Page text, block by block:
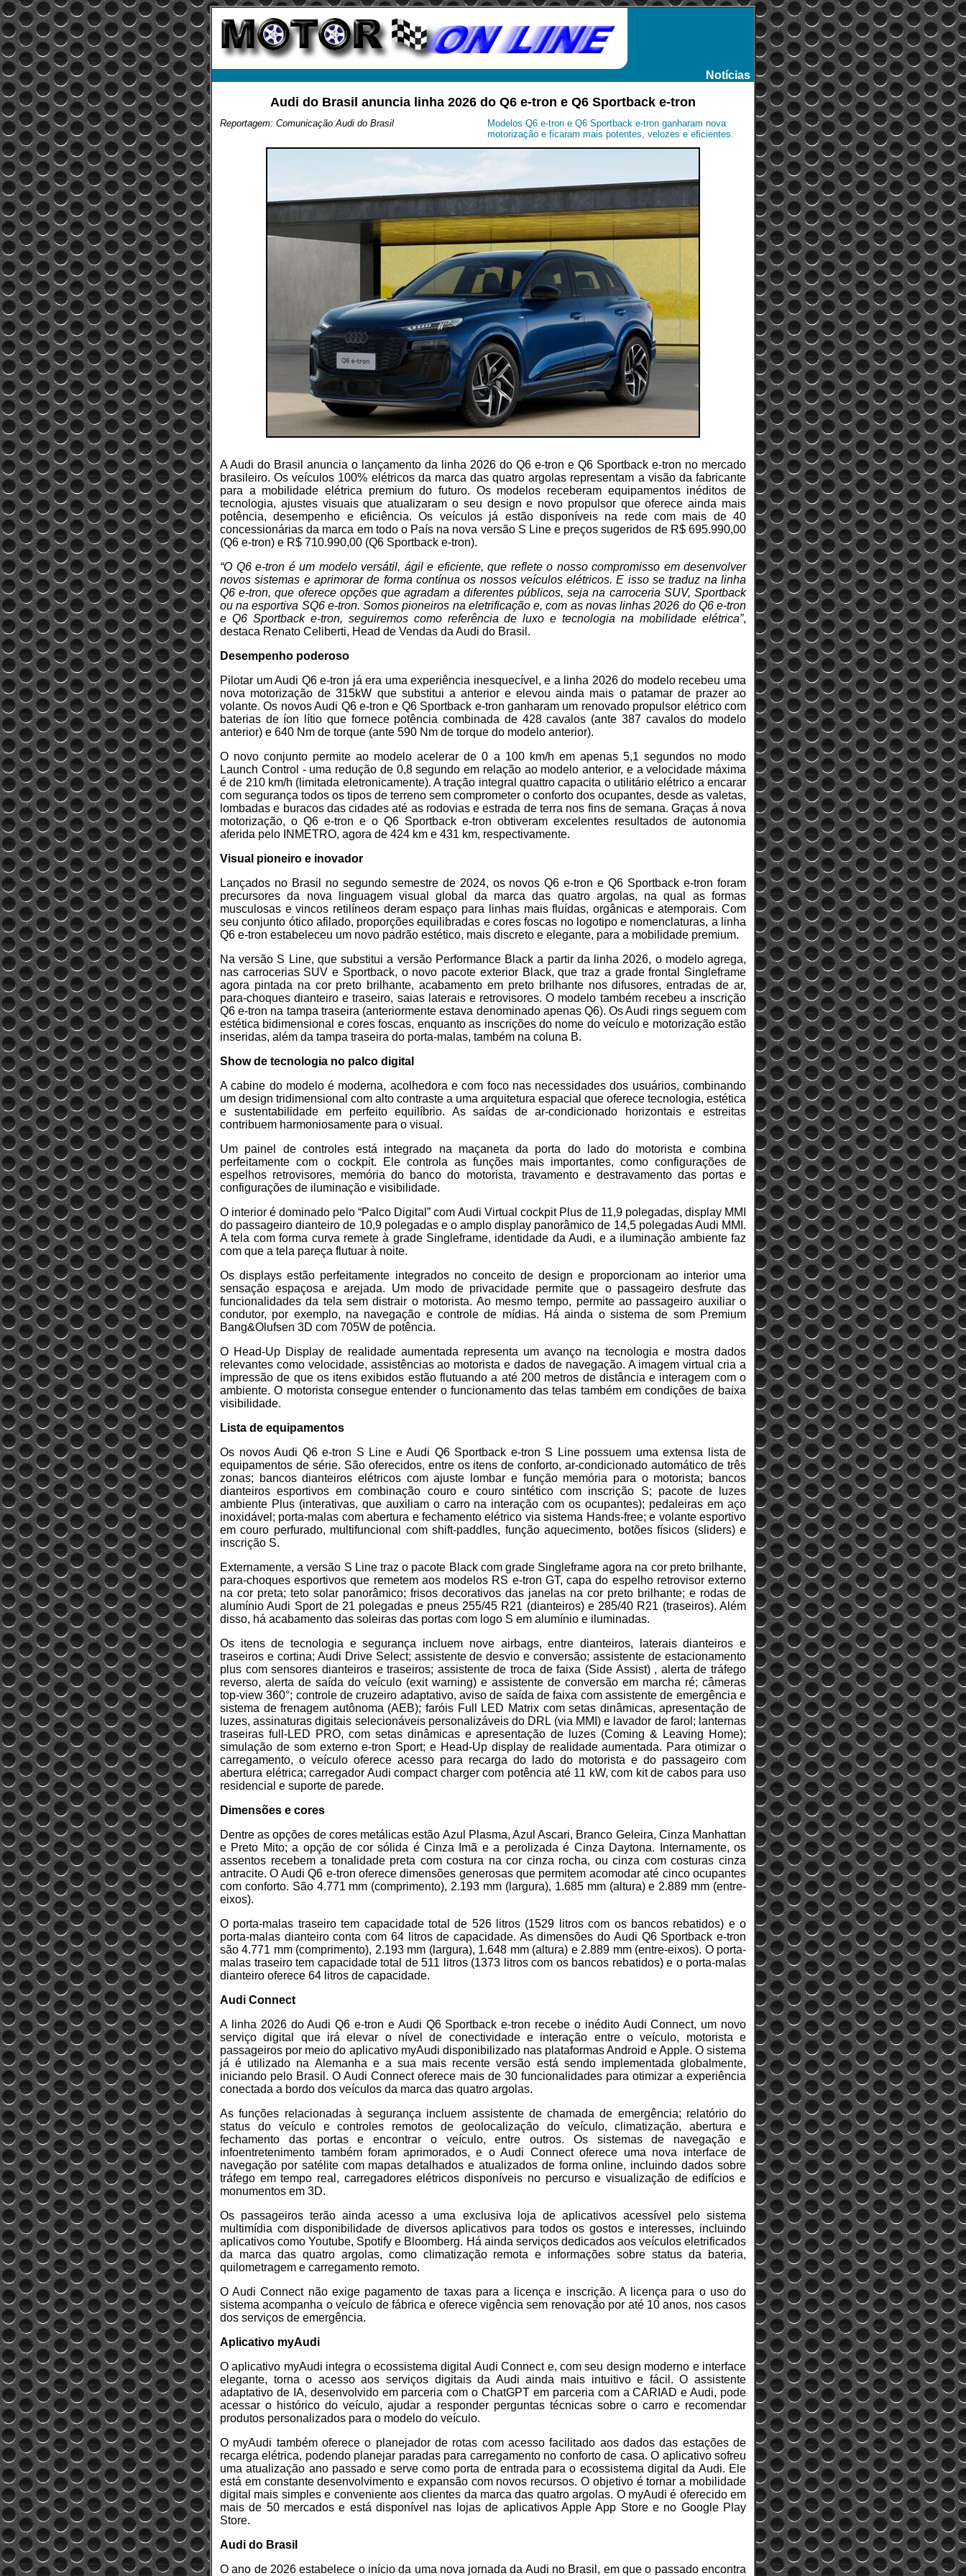
Notícias
Audi do Brasil anuncia linha 2026 do Q6 e-tron e Q6 Sportback e-tron
Reportagem: Comunicação Audi do Brasil
Modelos Q6 e-tron e Q6 Sportback e-tron ganharam nova
motorização e ficaram mais potentes, velozes e eficientes.
A Audi do Brasil anuncia o lançamento da linha 2026 do Q6 e-tron e Q6 Sportback e-tron no mercado
brasileiro. Os veículos 100% elétricos da marca das quatro argolas representam a visão da fabricante
para a mobilidade elétrica premium do futuro. Os modelos receberam equipamentos inéditos de
tecnologia, ajustes visuais que atualizaram o seu design e novo propulsor que oferece ainda mais
potência, desempenho e eficiência. Os veículos já estão disponíveis na rede com mais de 40
concessionárias da marca em todo o País na nova versão S Line e preços sugeridos de R$ 695.990,00
(Q6 e-tron) e R$ 710.990,00 (Q6 Sportback e-tron).
“O Q6 e-tron é um modelo versátil, ágil e eficiente, que reflete o nosso compromisso em desenvolver
novos sistemas e aprimorar de forma contínua os nossos veículos elétricos. E isso se traduz na linha
Q6 e-tron, que oferece opções que agradam a diferentes públicos, seja na carroceria SUV, Sportback
ou na esportiva SQ6 e-tron. Somos pioneiros na eletrificação e, com as novas linhas 2026 do Q6 e-tron
e Q6 Sportback e-tron, seguiremos como referência de luxo e tecnologia na mobilidade elétrica”,
destaca Renato Celiberti, Head de Vendas da Audi do Brasil.
Desempenho poderoso
Pilotar um Audi Q6 e-tron já era uma experiência inesquecível, e a linha 2026 do modelo recebeu uma
nova motorização de 315kW que substitui a anterior e elevou ainda mais o patamar de prazer ao
volante. Os novos Audi Q6 e-tron e Q6 Sportback e-tron ganharam um renovado propulsor elétrico com
baterias de íon lítio que fornece potência combinada de 428 cavalos (ante 387 cavalos do modelo
anterior) e 640 Nm de torque (ante 590 Nm de torque do modelo anterior).
O novo conjunto permite ao modelo acelerar de 0 a 100 km/h em apenas 5,1 segundos no modo
Launch Control - uma redução de 0,8 segundo em relação ao modelo anterior, e a velocidade máxima
é de 210 km/h (limitada eletronicamente). A tração integral quattro capacita o utilitário elétrico a encarar
com segurança todos os tipos de terreno sem comprometer o conforto dos ocupantes, desde as valetas,
lombadas e buracos das cidades até as rodovias e estrada de terra nos fins de semana. Graças á nova
motorização, o Q6 e-tron e o Q6 Sportback e-tron obtiveram excelentes resultados de autonomia
aferida pelo INMETRO, agora de 424 km e 431 km, respectivamente.
Visual pioneiro e inovador
Lançados no Brasil no segundo semestre de 2024, os novos Q6 e-tron e Q6 Sportback e-tron foram
precursores da nova linguagem visual global da marca das quatro argolas, na qual as formas
musculosas e vincos retilíneos deram espaço para linhas mais fluídas, orgânicas e atemporais. Com
seu conjunto ótico afilado, proporções equilibradas e cores foscas no logotipo e nomenclaturas, a linha
Q6 e-tron estabeleceu um novo padrão estético, mais discreto e elegante, para a mobilidade premium.
Na versão S Line, que substitui a versão Performance Black a partir da linha 2026, o modelo agrega,
nas carrocerias SUV e Sportback, o novo pacote exterior Black, que traz a grade frontal Singleframe
agora pintada na cor preto brilhante, acabamento em preto brilhante nos difusores, entradas de ar,
para-choques dianteiro e traseiro, saias laterais e retrovisores. O modelo também recebeu a inscrição
Q6 e-tron na tampa traseira (anteriormente estava denominado apenas Q6). Os Audi rings seguem com
estética bidimensional e cores foscas, enquanto as inscrições do nome do veículo e motorização estão
inseridas, além da tampa traseira do porta-malas, também na coluna B.
Show de tecnologia no palco digital
A cabine do modelo é moderna, acolhedora e com foco nas necessidades dos usuários, combinando
um design tridimensional com alto contraste a uma arquitetura espacial que oferece tecnologia, estética
e sustentabilidade em perfeito equilíbrio. As saídas de ar-condicionado horizontais e estreitas
contribuem harmoniosamente para o visual.
Um painel de controles está integrado na maçaneta da porta do lado do motorista e combina
perfeitamente com o cockpit. Ele controla as funções mais importantes, como configurações de
espelhos retrovisores, memória do banco do motorista, travamento e destravamento das portas e
configurações de iluminação e visibilidade.
O interior é dominado pelo “Palco Digital” com Audi Virtual cockpit Plus de 11,9 polegadas, display MMI
do passageiro dianteiro de 10,9 polegadas e o amplo display panorâmico de 14,5 polegadas Audi MMI.
A tela com forma curva remete à grade Singleframe, identidade da Audi, e a iluminação ambiente faz
com que a tela pareça flutuar à noite.
Os displays estão perfeitamente integrados no conceito de design e proporcionam ao interior uma
sensação espaçosa e arejada. Um modo de privacidade permite que o passageiro desfrute das
funcionalidades da tela sem distrair o motorista. Ao mesmo tempo, permite ao passageiro auxiliar o
condutor, por exemplo, na navegação e controle de mídias. Há ainda o sistema de som Premium
Bang&Olufsen 3D com 705W de potência.
O Head-Up Display de realidade aumentada representa um avanço na tecnologia e mostra dados
relevantes como velocidade, assistências ao motorista e dados de navegação. A imagem virtual cria a
impressão de que os itens exibidos estão flutuando a até 200 metros de distância e interagem com o
ambiente. O motorista consegue entender o funcionamento das telas também em condições de baixa
visibilidade.
Lista de equipamentos
Os novos Audi Q6 e-tron S Line e Audi Q6 Sportback e-tron S Line possuem uma extensa lista de
equipamentos de série. São oferecidos, entre os itens de conforto, ar-condicionado automático de três
zonas; bancos dianteiros elétricos com ajuste lombar e função memória para o motorista; bancos
dianteiros esportivos em combinação couro e couro sintético com inscrição S; pacote de luzes
ambiente Plus (interativas, que auxiliam o carro na interação com os ocupantes); pedaleiras em aço
inoxidável; porta-malas com abertura e fechamento elétrico via sistema Hands-free; e volante esportivo
em couro perfurado, multifuncional com shift-paddles, função aquecimento, botões físicos (sliders) e
inscrição S.
Externamente, a versão S Line traz o pacote Black com grade Singleframe agora na cor preto brilhante,
para-choques esportivos que remetem aos modelos RS e-tron GT, capa do espelho retrovisor externo
na cor preta; teto solar panorâmico; frisos decorativos das janelas na cor preto brilhante; e rodas de
alumínio Audi Sport de 21 polegadas e pneus 255/45 R21 (dianteiros) e 285/40 R21 (traseiros). Além
disso, há acabamento das soleiras das portas com logo S em alumínio e iluminadas.
Os itens de tecnologia e segurança incluem nove airbags, entre dianteiros, laterais dianteiros e
traseiros e cortina; Audi Drive Select; assistente de desvio e conversão; assistente de estacionamento
plus com sensores dianteiros e traseiros; assistente de troca de faixa (Side Assist) , alerta de tráfego
reverso, alerta de saída do veículo (exit warning) e assistente de conversão em marcha ré; câmeras
top-view 360°; controle de cruzeiro adaptativo, aviso de saída de faixa com assistente de emergência e
sistema de frenagem autônoma (AEB); faróis Full LED Matrix com setas dinâmicas, apresentação de
luzes, assinaturas digitais selecionáveis personalizáveis do DRL (via MMI) e lavador de farol; lanternas
traseiras full-LED PRO, com setas dinâmicas e apresentação de luzes (Coming & Leaving Home);
simulação de som externo e-tron Sport; e Head-Up display de realidade aumentada. Para otimizar o
carregamento, o veículo oferece acesso para recarga do lado do motorista e do passageiro com
abertura elétrica; carregador Audi compact charger com potência até 11 kW, com kit de cabos para uso
residencial e suporte de parede.
Dimensões e cores
Dentre as opções de cores metálicas estão Azul Plasma, Azul Ascari, Branco Geleira, Cinza Manhattan
e Preto Mito; a opção de cor sólida é Cinza Imã e a perolizada é Cinza Daytona. Internamente, os
assentos recebem a tonalidade preta com costura na cor cinza rocha, ou cinza com costuras cinza
antracite. O Audi Q6 e-tron oferece dimensões generosas que permitem acomodar até cinco ocupantes
com conforto. São 4.771 mm (comprimento), 2.193 mm (largura), 1.685 mm (altura) e 2.889 mm (entre-
eixos).
O porta-malas traseiro tem capacidade total de 526 litros (1529 litros com os bancos rebatidos) e o
porta-malas dianteiro conta com 64 litros de capacidade. As dimensões do Audi Q6 Sportback e-tron
são 4.771 mm (comprimento), 2.193 mm (largura), 1.648 mm (altura) e 2.889 mm (entre-eixos). O porta-
malas traseiro tem capacidade total de 511 litros (1373 litros com os bancos rebatidos) e o porta-malas
dianteiro oferece 64 litros de capacidade.
Audi Connect
A linha 2026 do Audi Q6 e-tron e Audi Q6 Sportback e-tron recebe o inédito Audi Connect, um novo
serviço digital que irá elevar o nível de conectividade e interação entre o veículo, motorista e
passageiros por meio do aplicativo myAudi disponibilizado nas plataformas Android e Apple. O sistema
já é utilizado na Alemanha e a sua mais recente versão está sendo implementada globalmente,
iniciando pelo Brasil. O Audi Connect oferece mais de 30 funcionalidades para otimizar a experiência
conectada a bordo dos veículos da marca das quatro argolas.
As funções relacionadas à segurança incluem assistente de chamada de emergência; relatório do
status do veículo e controles remotos de geolocalização do veículo, climatização, abertura e
fechamento das portas e encontrar o veículo, entre outros. Os sistemas de navegação e
infoentretenimento também foram aprimorados, e o Audi Connect oferece uma nova interface de
navegação por satélite com mapas detalhados e atualizados de forma online, incluindo dados sobre
tráfego em tempo real, carregadores elétricos disponíveis no percurso e visualização de edifícios e
monumentos em 3D.
Os passageiros terão ainda acesso a uma exclusiva loja de aplicativos acessível pelo sistema
multimídia com disponibilidade de diversos aplicativos para todos os gostos e interesses, incluindo
aplicativos como Youtube, Spotify e Bloomberg. Há ainda serviços dedicados aos veículos eletrificados
da marca das quatro argolas, como climatização remota e informações sobre status da bateria,
quilometragem e carregamento remoto.
O Audi Connect não exige pagamento de taxas para a licença e inscrição. A licença para o uso do
sistema acompanha o veículo de fábrica e oferece vigência sem renovação por até 10 anos, nos casos
dos serviços de emergência.
Aplicativo myAudi
O aplicativo myAudi integra o ecossistema digital Audi Connect e, com seu design moderno e interface
elegante, torna o acesso aos serviços digitais da Audi ainda mais intuitivo e fácil. O assistente
adaptativo de IA, desenvolvido em parceria com o ChatGPT em parceria com a CARIAD e Audi, pode
acessar o histórico do veículo, ajudar a responder perguntas técnicas sobre o carro e recomendar
produtos personalizados para o modelo do veículo.
O myAudi também oferece o planejador de rotas com acesso facilitado aos dados das estações de
recarga elétrica, podendo planejar paradas para carregamento no conforto de casa. O aplicativo sofreu
uma atualização ano passado e serve como porta de entrada para o ecossistema digital da Audi. Ele
está em constante desenvolvimento e expansão com novos recursos. O objetivo é tornar a mobilidade
digital mais simples e conveniente aos clientes da marca das quatro argolas. O myAudi é oferecido em
mais de 50 mercados e está disponível nas lojas de aplicativos Apple App Store e no Google Play
Store.
Audi do Brasil
O ano de 2026 estabelece o início da uma nova jornada da Audi no Brasil, em que o passado encontra